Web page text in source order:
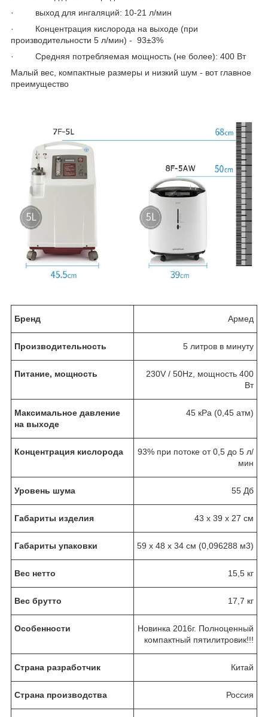
· выход для ингаляций: 10-21 л/мин
· Концентрация кислорода на выходе (при
производительности 5 л/мин) - 93±3%
· Средняя потребляемая мощность (не более): 400 Вт
Малый вес, компактные размеры и низкий шум - вот главное
преимущество
Бренд Армед
Производительность 5 литров в минуту
Питание, мощность
230V / 50Hz, мощность 400
Вт
Максимальное давление
на выходе
45 кPa (0,45 атм)
Концентрация кислорода
93% при потоке от 0,5 до 5 л/
мин
Уровень шума 55 Дб
Габариты изделия 43 х 39 х 27 см
Габариты упаковки 59 х 48 х 34 см (0,096288 м3)
Вес нетто 15,5 кг
Вес брутто 17,7 кг
Особенности
Новинка 2016г. Полноценный
компактный пятилитровик!!!
Страна разработчик Китай
Страна производства Россия